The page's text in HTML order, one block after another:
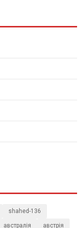
shahed-136
австралія австрія